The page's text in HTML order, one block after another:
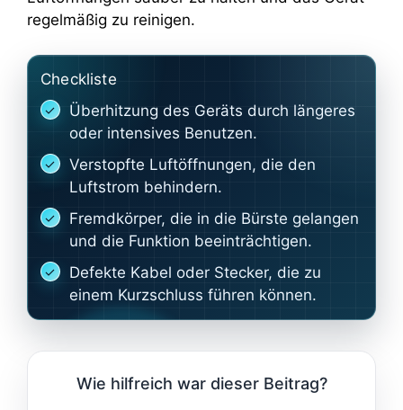
regelmäßig zu reinigen.
Checkliste
Überhitzung des Geräts durch längeres
oder intensives Benutzen.
Verstopfte Luftöffnungen, die den
Luftstrom behindern.
Fremdkörper, die in die Bürste gelangen
und die Funktion beeinträchtigen.
Defekte Kabel oder Stecker, die zu
einem Kurzschluss führen können.
Wie hilfreich war dieser Beitrag?